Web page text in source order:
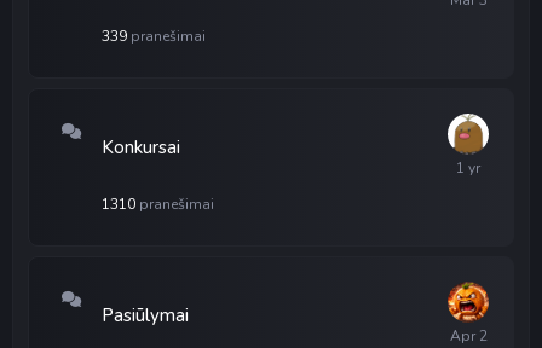
339 pranešimai
Konkursai
1310 pranešimai
Pasiūlymai